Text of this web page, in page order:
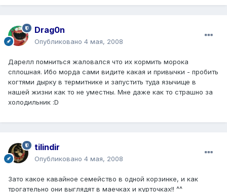
Drag0n
Опубликовано 4 мая, 2008
Дарелл помниться жаловался что их кормить морока
сплошная. Ибо морда сами видите какая и привычки - пробить
когтями дырку в термитнике и запустить туда язычище в
нашей жизни как то не уместны. Мне даже как то страшно за
холодильник :D
tilindir
Опубликовано 4 мая, 2008
Зато какое кавайное семейство в одной корзинке, и как
трогательно они выглядят в маечках и курточках!! ^^